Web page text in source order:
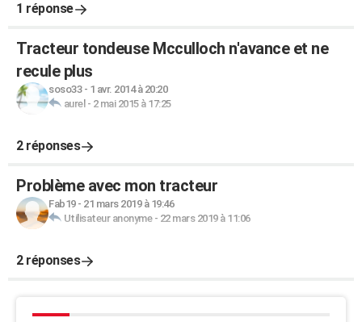
1 réponse
Tracteur tondeuse Mcculloch n'avance et ne
recule plus
soso33- 1 avr. 2014 à 20:20
aurel - 2 mai 2015 à 17:25
2 réponses
Problème avec mon tracteur
Fab19- 21 mars 2019 à 19:46
Utilisateur anonyme- 22 mars 2019 à 11:06
2 réponses